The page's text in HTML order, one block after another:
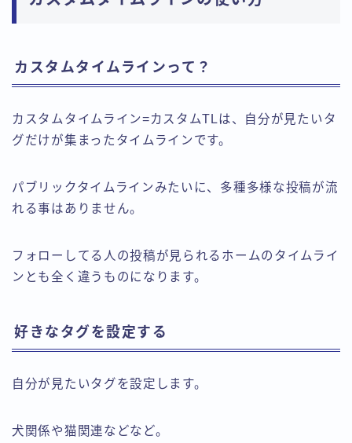
カスタムタイムラインって？
カスタムタイムライン=カスタムTLは、自分が見たいタ
グだけが集まったタイムラインです。
パブリックタイムラインみたいに、多種多様な投稿が流
れる事はありません。
フォローしてる人の投稿が見られるホームのタイムライ
ンとも全く違うものになります。
好きなタグを設定する
自分が見たいタグを設定します。
犬関係や猫関連などなど。